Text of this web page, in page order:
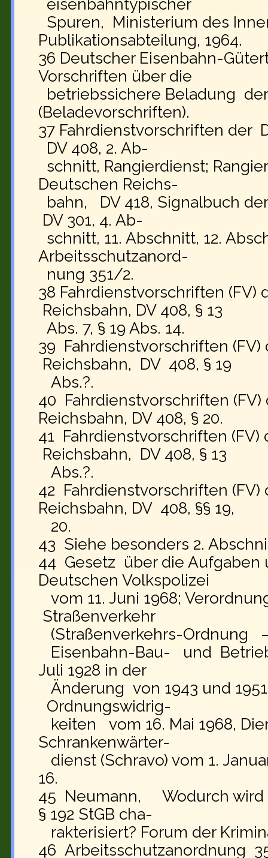
eisenbahntypischer
Spuren, Ministerium des
Publikationsabteilung, 1964.
36 Deutscher Eisenbahn-
Vorschriften über die
betriebssichere Beladung
(Beladevorschriften).
37 Fahrdienstvorschriften der
DV 408, 2. Ab-
schnitt, Rangierdienst;
Deutschen Reichs-
bahn, DV 418, Signalbuch
DV 301, 4. Ab-
schnitt, 11. Abschnitt, 12.
Arbeitsschutzanord-
nung 351/2.
38 Fahrdienstvorschriften (FV)
Reichsbahn, DV 408, § 13
Abs. 7, § 19 Abs. 14.
39 Fahrdienstvorschriften (FV)
Reichsbahn, DV 408, § 19
Abs.?.
40 Fahrdienstvorschriften (FV)
Reichsbahn, DV 408, § 20.
41 Fahrdienstvorschriften (FV)
Reichsbahn, DV 408, § 13
Abs.?.
42 Fahrdienstvorschriften (FV)
Reichsbahn, DV 408, §§ 19,
20.
43 Siehe besonders 2.
44 Gesetz über die Aufgaben
Deutschen Volkspolizei
vom 11. Juni 1968;
Straßenverkehr
(Straßenverkehrs-Ordnung
Eisenbahn-Bau- und
Juli 1928 in der
Änderung von 1943 und
Ordnungswidrig-
keiten vom 16. Mai 1968,
Schrankenwärter-
dienst (Schravo) vom 1.
16.
45 Neumann, Wodurch wird
§ 192 StGB cha-
rakterisiert? Forum der
46 Arbeitsschutzanordnung